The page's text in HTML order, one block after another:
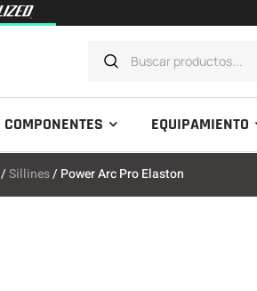
COMPONENTES EQUIPAMIENTO
/Sillines/ Power Arc Pro Elaston